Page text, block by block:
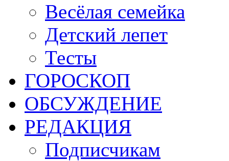
Весёлая семейка
Детский лепет
Тесты
ГОРОСКОП
ОБСУЖДЕНИЕ
РЕДАКЦИЯ
Подписчикам